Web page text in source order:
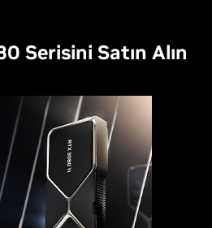
Serisini Satın Alın